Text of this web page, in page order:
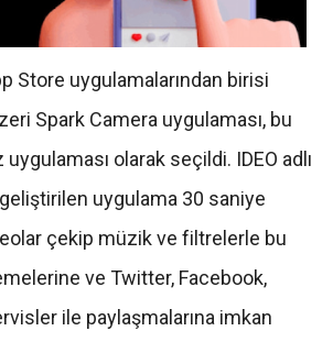
Store uygulamalarından birisi
Spark Camera uygulaması, bu
olarak seçildi. IDEO adlı
uygulama 30 saniye
çekip müzik ve filtrelerle bu
ve Twitter, Facebook,
ile paylaşmalarına imkan